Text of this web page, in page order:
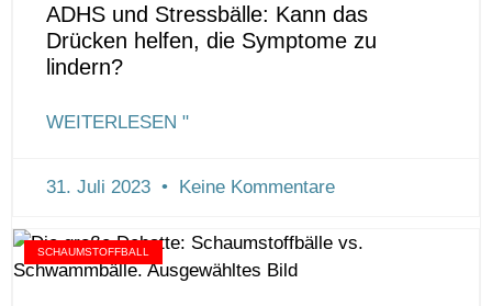
ADHS und Stressbälle: Kann das
Drücken helfen, die Symptome zu
lindern?
WEITERLESEN "
31. Juli 2023 Keine Kommentare
SCHAUMSTOFFBALL